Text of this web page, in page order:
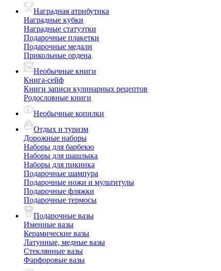
Наградная атрибутика
Наградные кубки
Наградные статуэтки
Подарочные плакетки
Подарочные медали
Прикольные ордена
Необычные книги
Книга-сейф
Книги записи кулинарных рецептов
Родословные книги
Необычные копилки
Отдых и туризм
Дорожные наборы
Наборы для барбекю
Наборы для шашлыка
Наборы для пикника
Подарочные шампура
Подарочные ножи и мультитулы
Подарочные фляжки
Подарочные термосы
Подарочные вазы
Именные вазы
Керамические вазы
Латунные, медные вазы
Стеклянные вазы
Фарфоровые вазы